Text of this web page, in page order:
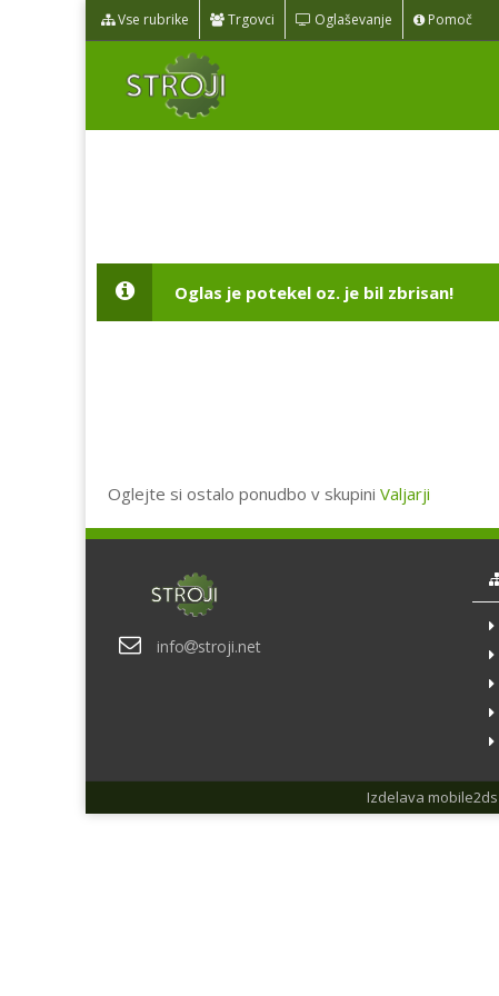
Vse rubrike Trgovci Oglaševanje Pomoč
Oglas je potekel oz. je bil zbrisan!
Oglejte si ostalo ponudbo v skupini Valjarji
info stroji.net
Izdelava mobile2ds